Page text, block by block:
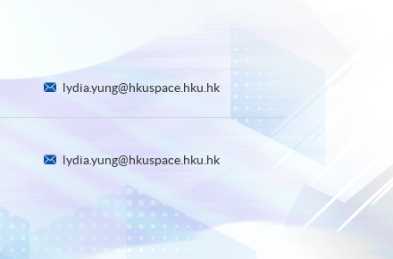
lydia.yung@hkuspace.hku.hk
lydia.yung@hkuspace.hku.hk